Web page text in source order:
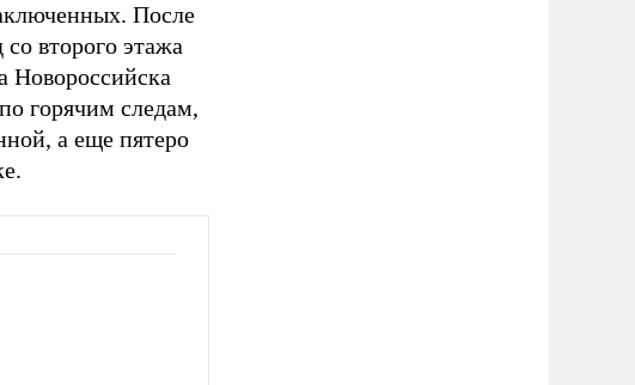
После
второго этажа
Новороссийска
горячим следам,
а еще пятеро